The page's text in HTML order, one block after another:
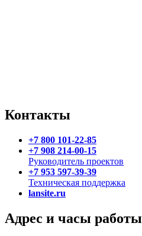
Контакты
+7 800 101-22-85
+7 908 214-00-15
Руководитель проектов
+7 953 597-39-39
Техническая поддержка
lansite.ru
Адрес и часы работы